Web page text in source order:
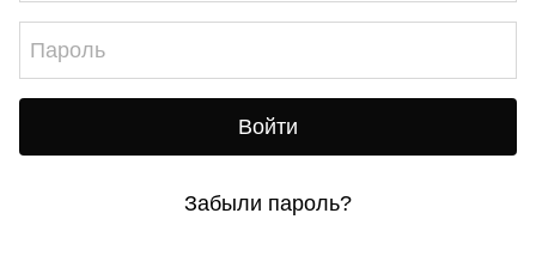
Войти
Забыли пароль?